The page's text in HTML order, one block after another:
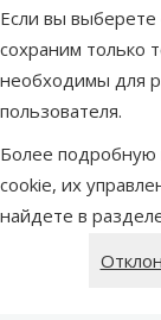
Если вы
сохраним только
необходимы для
пользователя.
Более
cookie, их
найдете в